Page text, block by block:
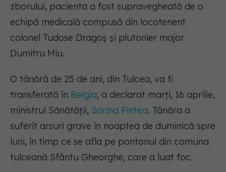
zborului, pacienta a fost supravegheată de o
echipă medicală compusă din locotenent
colonel Tudose Dragoș și plutonier major
Dumitru Miu.
O tânără de 25 de ani, din Tulcea, va fi
transferată în Belgia, a declarat marți, 16 aprilie,
ministrul Sănătății, Sorina Pintea. Tânăra a
suferit arsuri grave în noaptea de duminică spre
luni, în timp ce se afla pe pontonul din comuna
tulceană Sfântu Gheorghe, care a luat foc.